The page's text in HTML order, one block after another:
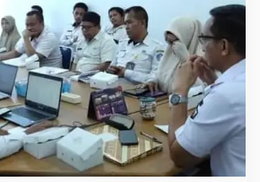
o
t
P
r
o
g
r
a
m
S
D
I
u